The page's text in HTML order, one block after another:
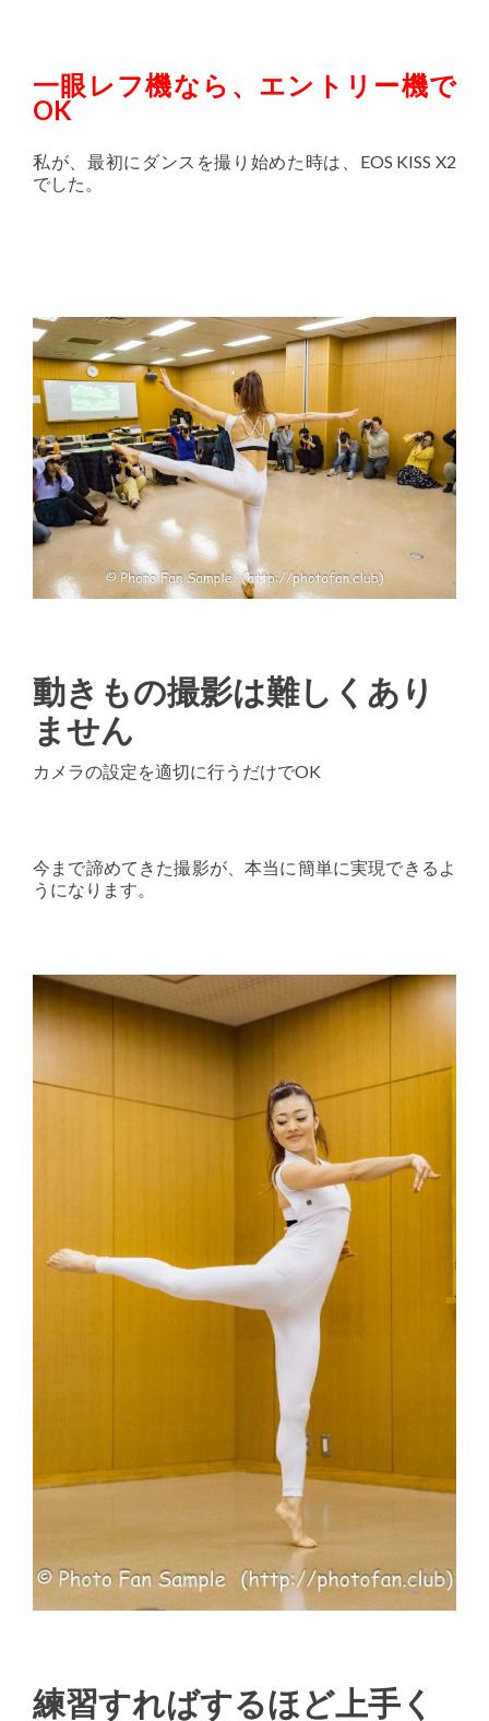
一眼レフ機なら、エントリー機で
OK
私が、最初にダンスを撮り始めた時は、EOS KISS X2
でした。
動きもの撮影は難しくあり
ません
カメラの設定を適切に行うだけでOK
今まで諦めてきた撮影が、本当に簡単に実現できるよ
うになります。
練習すればするほど上手く